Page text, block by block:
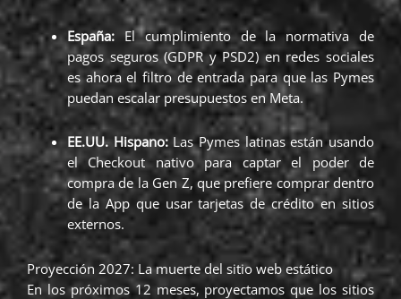
España: El cumplimiento de la normativa de
pagos seguros (GDPR y PSD2) en redes sociales
es ahora el filtro de entrada para que las Pymes
puedan escalar presupuestos en Meta.
EE.UU. Hispano:Las Pymes latinas están usando
el Checkout nativo para captar el poder de
compra de la Gen Z, que prefiere comprar dentro
de la App que usar tarjetas de crédito en sitios
externos.
Proyección 2027: La muerte del sitio web estático
En los próximos 12 meses, proyectamos que los sitios